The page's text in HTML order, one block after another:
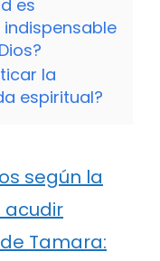
es
la
espiritual?
según la
acudir
Tamara: